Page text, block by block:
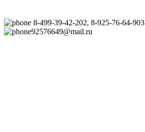
8-499-39-42-202, 8-925-76-64-903
92576649@mail.ru